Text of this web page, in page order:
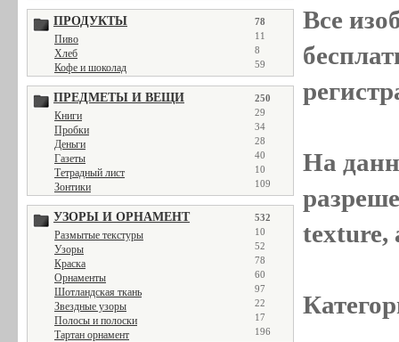
ПРОДУКТЫ 78
Пиво 11
Хлеб 8
Кофе и шоколад 59
ПРЕДМЕТЫ И ВЕЩИ 250
Книги 29
Пробки 34
Деньги 28
Газеты 40
Тетрадный лист 10
Зонтики 109
УЗОРЫ И ОРНАМЕНТ 532
Размытые текстуры 10
Узоры 52
Краска 78
Орнаменты 60
Шотландская ткань 97
Звездные узоры 22
Полосы и полоски 17
Тартан орнамент 196
Все
На
texture,